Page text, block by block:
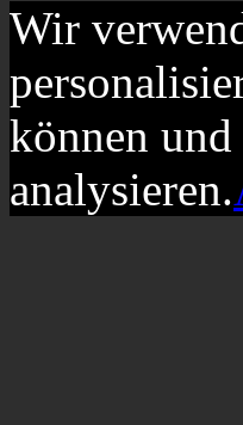
Wir
können
analysieren.